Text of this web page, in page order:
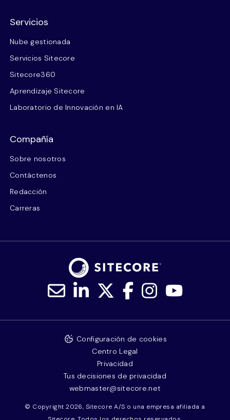
Servicios
Nube gestionada
Servicios Sitecore
Sitecore360
Aprendizaje Sitecore
Laboratorio de Innovación en IA
Compañía
Sobre nosotros
Contáctenos
Redacción
Carreras
© Copyright 2026, Sitecore A/S o una empresa afiliada a
Configuración de cookies
Centro Legal
Privacidad
Tus decisiones de privacidad
webmaster@sitecore.net